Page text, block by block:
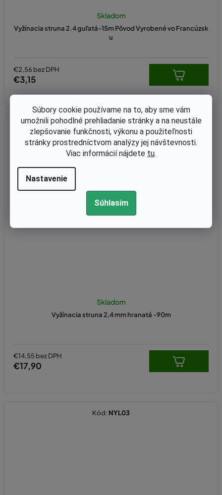
Súbory cookie používame na to, aby sme vám
umožnili pohodlné prehliadanie stránky a na neustále
zlepšovanie funkčnosti, výkonu a použiteľnosti
stránky prostredníctvom analýzy jej návštevnosti.
Viac informácií nájdete tu.
Nastavenie
Súhlasím
Vyžínacia struna 2.4 guľatá-15m Pôvod Vyrobené vo Francúzsk
u
Skladom
€2,56 bez DPH
€3,15
Vyžínacia struna 2,4 mm hranatá -90m
Skladom
€14,55 bez DPH
€17,90
Kód: NYL03